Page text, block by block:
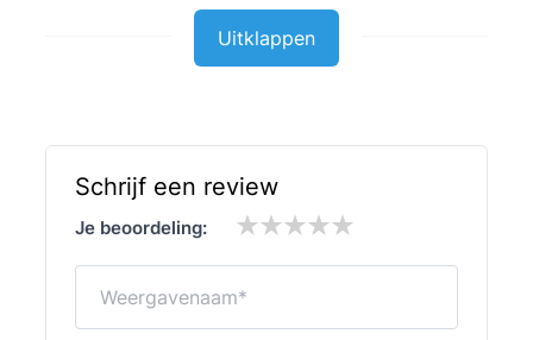
Polyester
Uitklappen
Schrijf een review
Je beoordeling: